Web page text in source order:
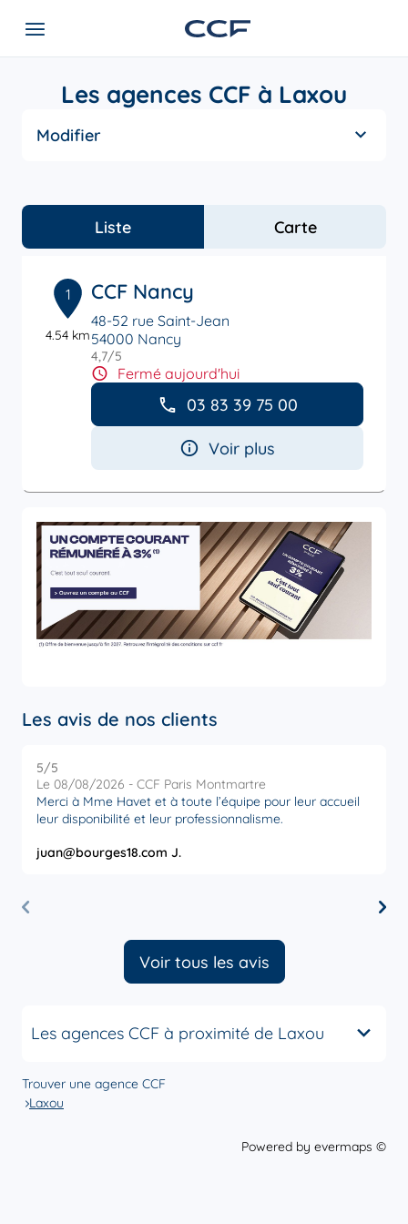
Les agences CCF à Laxou
Modifier
Liste Carte
1
4.54 km
CCF Nancy
48-52 rue Saint-Jean
54000 Nancy
4,7/5
Fermé aujourd'hui
03 83 39 75 00
Voir plus
Les avis de nos clients
5/5
Le 08/08/2026 - CCF Paris Montmartre
Merci à Mme Havet et à toute l’équipe pour leur accueil
leur disponibilité et leur professionnalisme.
juan@bourges18.com J.
Voir tous les avis
Les agences CCF à proximité de Laxou
Trouver une agence CCF
Laxou
Powered by evermaps ©